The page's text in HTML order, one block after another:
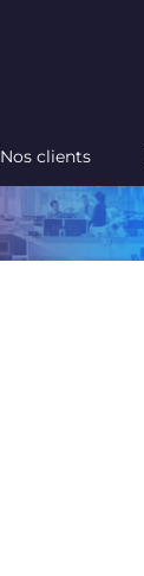
Nos clients